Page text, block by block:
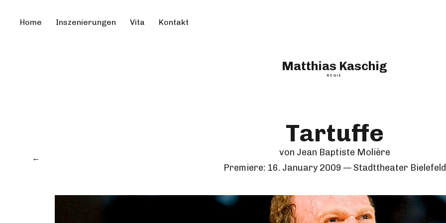
Home Inszenierungen Vita Kontakt
Matthias Kaschig
REGIE
←
Tartuffe
von Jean Baptiste Molière
Premiere: 16. January 2009 Stadttheater Bielefeld